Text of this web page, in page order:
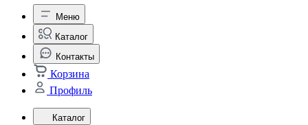
Меню
Каталог
Контакты
Корзина
Профиль
Каталог